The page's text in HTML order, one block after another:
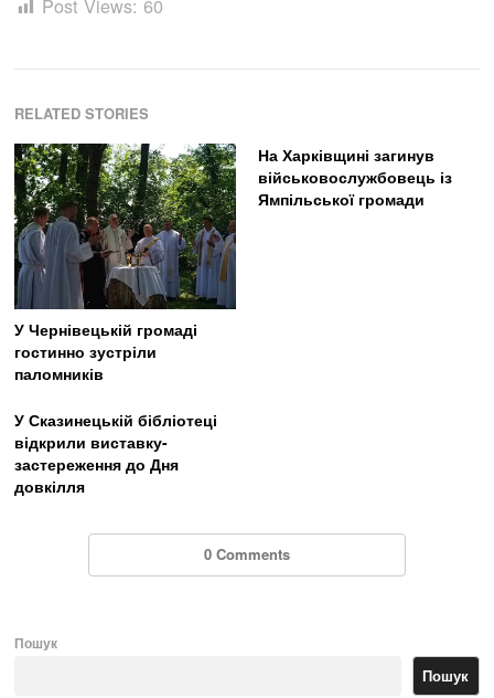
Post Views: 60
RELATED STORIES
У Чернівецькій громаді
гостинно зустріли
паломників
На Харківщині загинув
військовослужбовець із
Ямпільської громади
У Сказинецькій бібліотеці
відкрили виставку-
застереження до Дня
довкілля
0 Comments
Пошук
Пошук